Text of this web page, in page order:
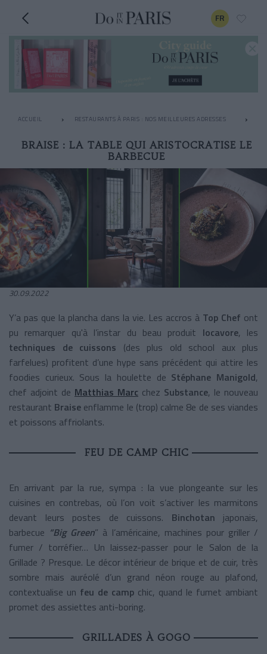
FR
ACCUEIL RESTAURANTS À PARIS : NOS MEILLEURES ADRESSES
BRAISE : LA TABLE QUI ARISTOCRATISE LE
BARBECUE
30.09.2022
Y’a pas que la plancha dans la vie. Les accros à Top Chef ont
pu remarquer qu'à l’instar du beau produit locavore, les
techniques de cuissons (des plus old school aux plus
farfelues) profitent d’une hype sans précédent qui attire les
foodies curieux. Sous la houlette de Stéphane Manigold,
chef adjoint de Matthias Marc chez Substance, le nouveau
restaurant Braise enflamme le (trop) calme 8e de ses viandes
et poissons affriolants.
FEU DE CAMP CHIC
En arrivant par la rue, sympa : la vue plongeante sur les
cuisines en contrebas, où l’on voit s’activer les marmitons
devant leurs postes de cuissons. Binchotan japonais,
barbecue “Big Green” à l’américaine, machines pour griller /
fumer / torréfier… Un laissez-passer pour le Salon de la
Grillade ? Presque. Le décor intérieur de brique et de cuir, très
sombre mais auréolé d’un grand néon rouge au plafond,
contextualise un feu de camp chic, quand le fumet ambiant
promet des assiettes anti-boring.
GRILLADES À GOGO